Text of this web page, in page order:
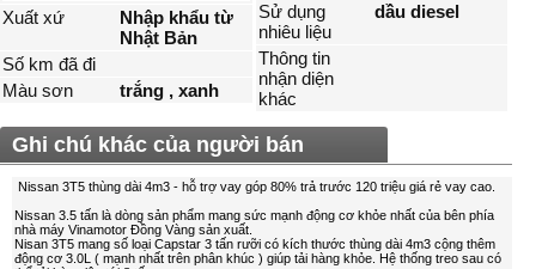
Xuất xứ
Nhập khẩu từ
Nhật Bản
Số km đã đi
Màu sơn
trắng , xanh
Sử dụng
nhiêu liệu
dầu diesel
Thông tin
nhận diện
khác
Ghi chú khác của người bán